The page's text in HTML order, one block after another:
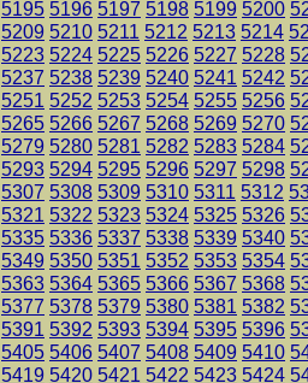
5195 5196 5197 5198 5199 5200
5209 5210 5211 5212 5213 5214
5223 5224 5225 5226 5227 5228
5237 5238 5239 5240 5241 5242
5251 5252 5253 5254 5255 5256
5265 5266 5267 5268 5269 5270
5279 5280 5281 5282 5283 5284
5293 5294 5295 5296 5297 5298
5307 5308 5309 5310 5311 5312
5321 5322 5323 5324 5325 5326
5335 5336 5337 5338 5339 5340
5349 5350 5351 5352 5353 5354
5363 5364 5365 5366 5367 5368
5377 5378 5379 5380 5381 5382
5391 5392 5393 5394 5395 5396
5405 5406 5407 5408 5409 5410
5419 5420 5421 5422 5423 5424